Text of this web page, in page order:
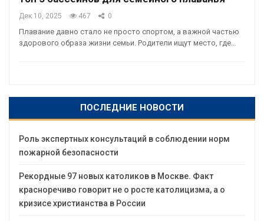
Дек 10, 2025 467 0
Плавание давно стало не просто спортом, а важной частью
здорового образа жизни семьи. Родители ищут место, где…
ПОСЛЕДНИЕ НОВОСТИ
Роль экспертных консультаций в соблюдении норм
пожарной безопасности
Рекордные 97 новых католиков в Москве. Факт
красноречиво говорит не о росте католицизма, а о
кризисе христианства в России